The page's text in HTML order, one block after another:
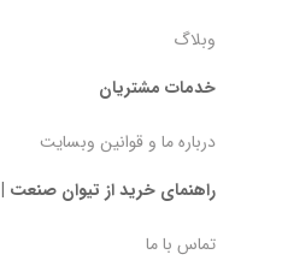
وبلاگ
خدمات مشتریان
درباره ما و قوانین وبسایت
راهنمای خرید از تیوان صنعت | T1Sanat
تماس با ما